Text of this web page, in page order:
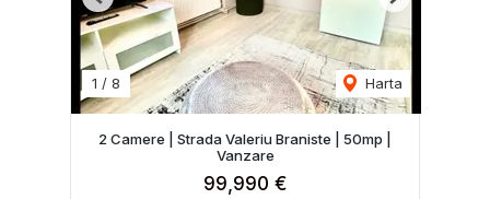
1 / 8 Harta
Previous Next
2 Camere | Strada Valeriu Braniste | 50mp |
Vanzare
99,990 €